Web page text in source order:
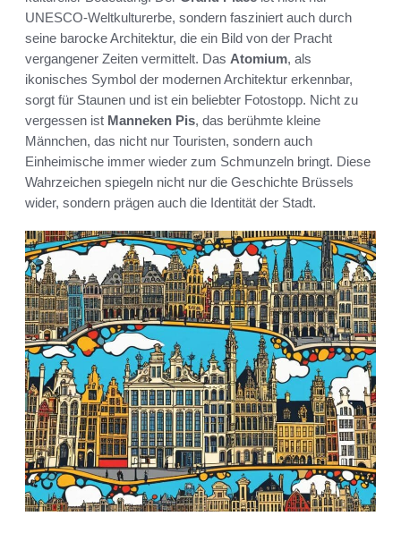
UNESCO-Weltkulturerbe, sondern fasziniert auch durch
seine barocke Architektur, die ein Bild von der Pracht
vergangener Zeiten vermittelt. Das Atomium, als
ikonisches Symbol der modernen Architektur erkennbar,
sorgt für Staunen und ist ein beliebter Fotostopp. Nicht zu
vergessen ist Manneken Pis, das berühmte kleine
Männchen, das nicht nur Touristen, sondern auch
Einheimische immer wieder zum Schmunzeln bringt. Diese
Wahrzeichen spiegeln nicht nur die Geschichte Brüssels
wider, sondern prägen auch die Identität der Stadt.